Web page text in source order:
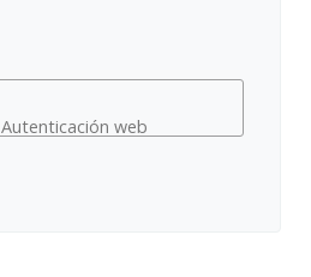
Autenticación web